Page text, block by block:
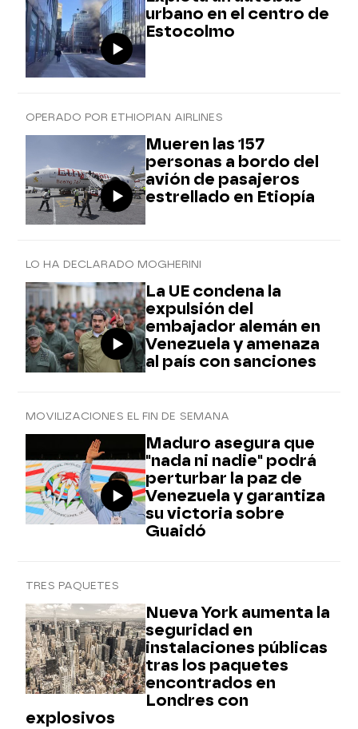
urbano en el centro de
Estocolmo
OPERADO POR ETHIOPIAN AIRLINES
Mueren las 157
personas a bordo del
avión de pasajeros
estrellado en Etiopía
LO HA DECLARADO MOGHERINI
La UE condena la
expulsión del
embajador alemán en
Venezuela y amenaza
al país con sanciones
MOVILIZACIONES EL FIN DE SEMANA
Maduro asegura que
"nada ni nadie" podrá
perturbar la paz de
Venezuela y garantiza
su victoria sobre
Guaidó
TRES PAQUETES
Nueva York aumenta la
seguridad en
instalaciones públicas
tras los paquetes
encontrados en
Londres con
explosivos